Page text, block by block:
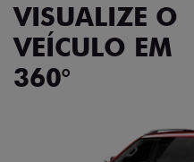
VISUALIZE O
VEÍCULO EM
360°